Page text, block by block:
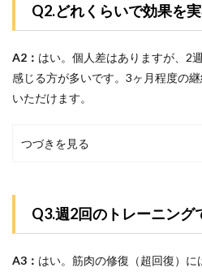
Q2.どれくらいで効果を
A2： はい。 個人差はありますが、2
感じる方が多いです。3ヶ月程度の
いただけます。
つづきを見る
Q3.週2回のトレーニング
A3： はい。筋肉の修復（超回復）に